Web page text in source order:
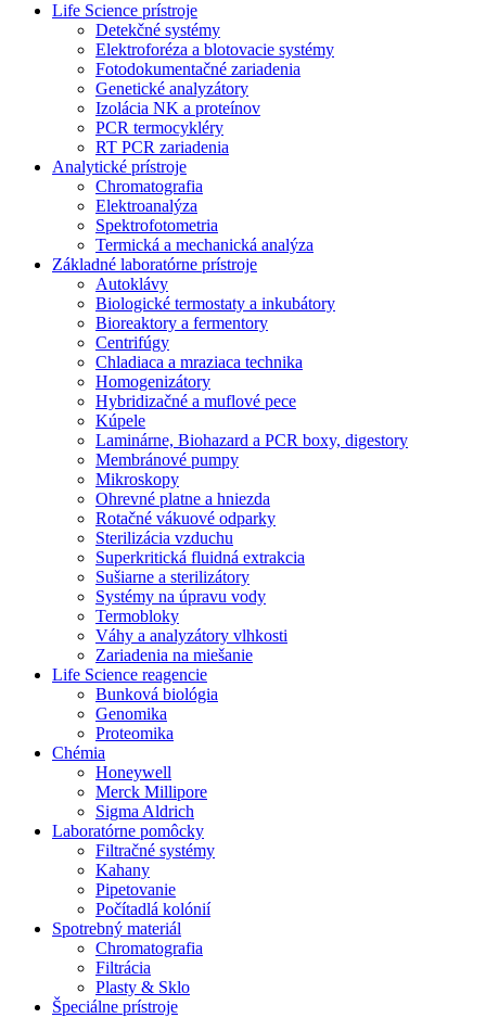
Life Science prístroje
Detekčné systémy
Elektroforéza a blotovacie systémy
Fotodokumentačné zariadenia
Genetické analyzátory
Izolácia NK a proteínov
PCR termocykléry
RT PCR zariadenia
Analytické prístroje
Chromatografia
Elektroanalýza
Spektrofotometria
Termická a mechanická analýza
Základné laboratórne prístroje
Autoklávy
Biologické termostaty a inkubátory
Bioreaktory a fermentory
Centrifúgy
Chladiaca a mraziaca technika
Homogenizátory
Hybridizačné a muflové pece
Kúpele
Laminárne, Biohazard a PCR boxy, digestory
Membránové pumpy
Mikroskopy
Ohrevné platne a hniezda
Rotačné vákuové odparky
Sterilizácia vzduchu
Superkritická fluidná extrakcia
Sušiarne a sterilizátory
Systémy na úpravu vody
Termobloky
Váhy a analyzátory vlhkosti
Zariadenia na miešanie
Life Science reagencie
Bunková biológia
Genomika
Proteomika
Chémia
Honeywell
Merck Millipore
Sigma Aldrich
Laboratórne pomôcky
Filtračné systémy
Kahany
Pipetovanie
Počítadlá kolónií
Spotrebný materiál
Chromatografia
Filtrácia
Plasty & Sklo
Špeciálne prístroje